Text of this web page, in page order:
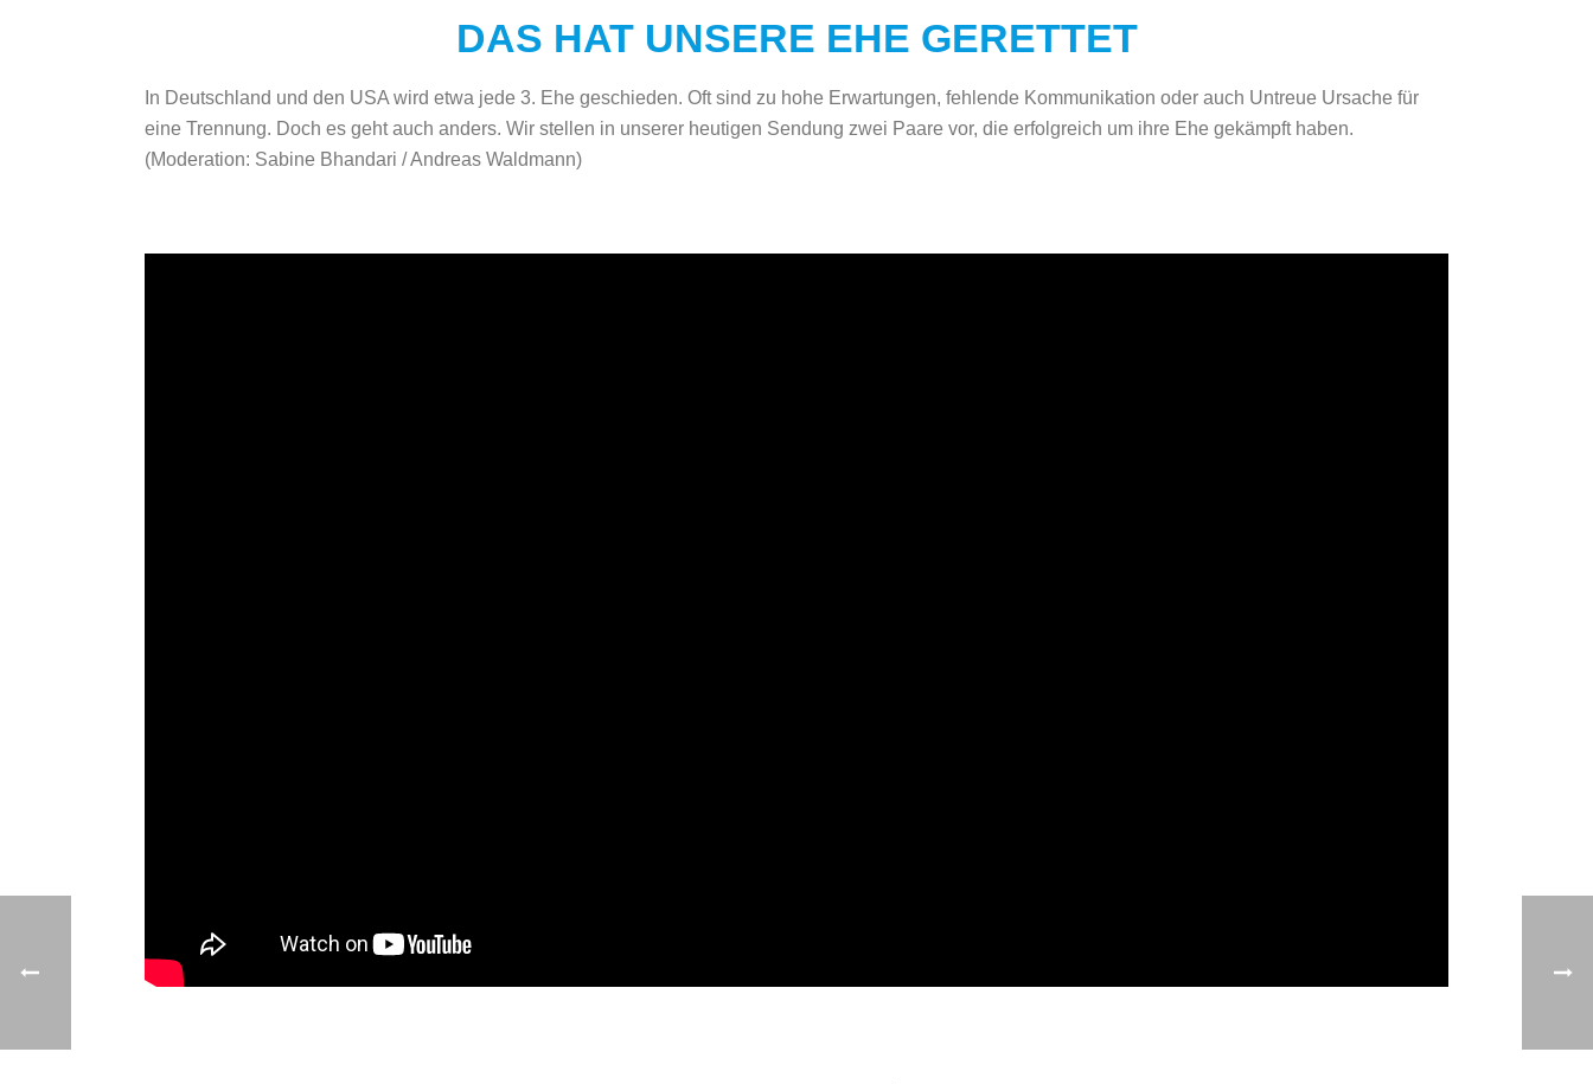
DAS HAT UNSERE EHE GERETTET
In Deutschland und den USA wird etwa jede 3. Ehe geschieden. Oft sind zu hohe Erwartungen, fehlende Kommunikation oder auch Untreue Ursache für
eine Trennung. Doch es geht auch anders. Wir stellen in unserer heutigen Sendung zwei Paare vor, die erfolgreich um ihre Ehe gekämpft haben.
(Moderation: Sabine Bhandari / Andreas Waldmann)